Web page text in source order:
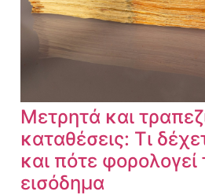
Μετρητά και
καταθέσεις: Τι
και πότε
εισόδημα